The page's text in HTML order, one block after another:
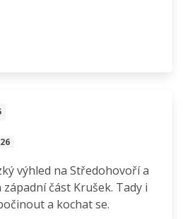
výhled na Středohovoří a
část Krušek. Tady i
a kochat se.